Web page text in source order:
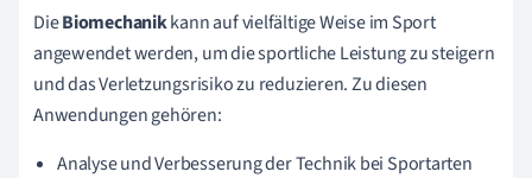
DieBiomechanikkann auf vielfältige Weise im Sport
angewendet werden, um die sportliche Leistung zu steigern
und das Verletzungsrisiko zu reduzieren. Zu diesen
Anwendungen gehören:
Analyse und Verbesserung der Technik bei Sportarten